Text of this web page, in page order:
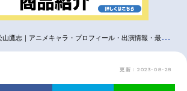
みんなの声 グッズ
山鷹志｜アニメキャラ・プロフィール・出演情報・最新情報まとめ
更新：2023-08-28